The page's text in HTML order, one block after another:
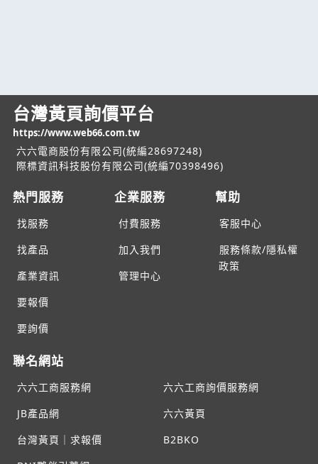
台灣黃頁詢價平台
https://www.web66.com.tw
六六電商股份有限公司(統編28697248)
際標資訊科技股份有限公司(統編70398496)
熱門服務
找服務
找產品
產業資訊
要報價
要詢價
企業服務
付費服務
加入我們
管理中心
幫助
客服中心
服務條款/隱私權
政策
聯名網站
六六工商服務網
六六工商詢價服務網
JB產品網
六六黃頁
台灣黃頁｜求報價
B2BKO